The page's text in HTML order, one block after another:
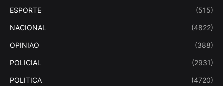
ESPORTE (515)
NACIONAL (4822)
OPINIAO (388)
POLICIAL (2931)
POLITICA (4720)